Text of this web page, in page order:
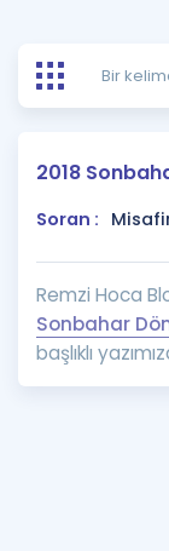
Ücretsiz
Puan
Rehberlik
ÖSYM
Blog
İngilizce
Blog
Hakkımızda
2018
Soran :
Remzi Hoca
Sonbahar
başlıklı